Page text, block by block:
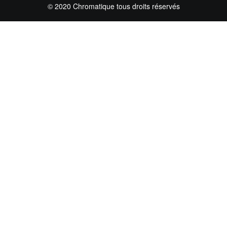
© 2020 Chromatique tous droits réservés